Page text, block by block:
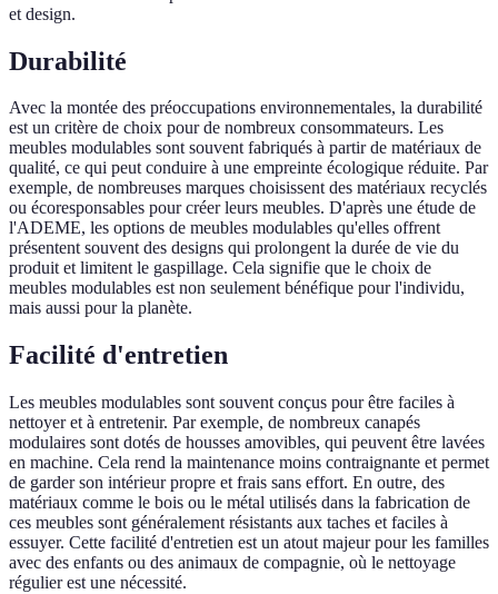
et design.
Durabilité
Avec la montée des préoccupations environnementales, la durabilité
est un critère de choix pour de nombreux consommateurs. Les
meubles modulables sont souvent fabriqués à partir de matériaux de
qualité, ce qui peut conduire à une empreinte écologique réduite. Par
exemple, de nombreuses marques choisissent des matériaux recyclés
ou écoresponsables pour créer leurs meubles. D'après une étude de
l'ADEME, les options de meubles modulables qu'elles offrent
présentent souvent des designs qui prolongent la durée de vie du
produit et limitent le gaspillage. Cela signifie que le choix de
meubles modulables est non seulement bénéfique pour l'individu,
mais aussi pour la planète.
Facilité d'entretien
Les meubles modulables sont souvent conçus pour être faciles à
nettoyer et à entretenir. Par exemple, de nombreux canapés
modulaires sont dotés de housses amovibles, qui peuvent être lavées
en machine. Cela rend la maintenance moins contraignante et permet
de garder son intérieur propre et frais sans effort. En outre, des
matériaux comme le bois ou le métal utilisés dans la fabrication de
ces meubles sont généralement résistants aux taches et faciles à
essuyer. Cette facilité d'entretien est un atout majeur pour les familles
avec des enfants ou des animaux de compagnie, où le nettoyage
régulier est une nécessité.